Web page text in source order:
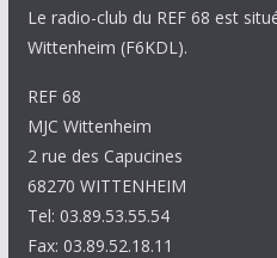
Le radio-club du REF 68 est
Wittenheim (F6KDL).
REF 68
MJC Wittenheim
2 rue des Capucines
68270 WITTENHEIM
Tel: 03.89.53.55.54
Fax: 03.89.52.18.11